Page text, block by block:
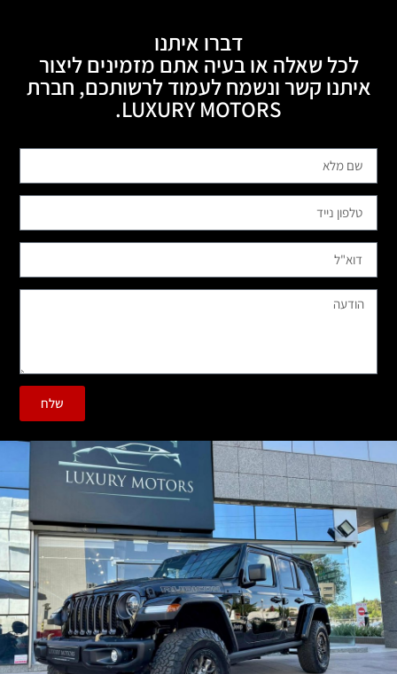
דברו איתנו
לכל שאלה או בעיה אתם מזמינים ליצור
איתנו קשר ונשמח לעמוד לרשותכם, חברת
LUXURY MOTORS.
שלח